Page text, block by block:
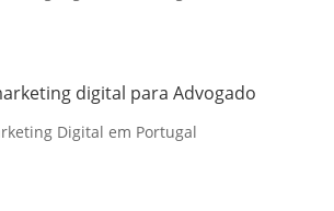
digital para Advogado
Digital em Portugal